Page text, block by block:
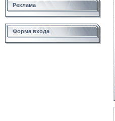
Реклама
Форма входа